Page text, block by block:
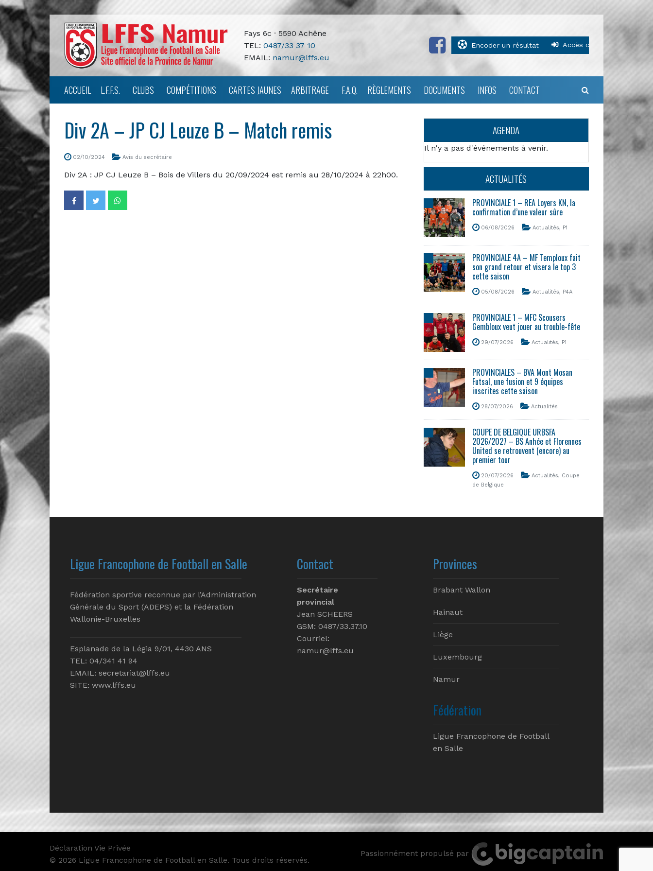
Fays 6c · 5590 Achêne
TEL: 0487/33 37 10
EMAIL: namur@lffs.eu
Encoder un résultat Accès clubs
ACCUEIL L.F.F.S. CLUBS COMPÉTITIONS CARTES JAUNES ARBITRAGE F.A.Q. RÈGLEMENTS DOCUMENTS INFOS CONTACT
Div 2A – JP CJ Leuze B – Match remis
02/10/2024 Avis du secrétaire
Div 2A : JP CJ Leuze B – Bois de Villers du 20/09/2024 est remis au 28/10/2024 à 22h00.
AGENDA
Il n'y a pas d'événements à venir.
ACTUALITÉS
PROVINCIALE 1 – REA Loyers KN, la
confirmation d’une valeur sûre
06/08/2026 Actualités, P1
PROVINCIALE 4A – MF Temploux fait
son grand retour et visera le top 3
cette saison
05/08/2026 Actualités, P4A
PROVINCIALE 1 – MFC Scousers
Gembloux veut jouer au trouble-fête
29/07/2026 Actualités, P1
PROVINCIALES – BVA Mont Mosan
Futsal, une fusion et 9 équipes
inscrites cette saison
28/07/2026 Actualités
COUPE DE BELGIQUE URBSFA
2026/2027 – BS Anhée et Florennes
United se retrouvent (encore) au
premier tour
20/07/2026 Actualités, Coupe
de Belgique
Ligue Francophone de Football en Salle
Fédération sportive reconnue par l’Administration
Générale du Sport (ADEPS) et la Fédération
Wallonie-Bruxelles
Esplanade de la Légia 9/01, 4430 ANS
TEL: 04/341 41 94
EMAIL: secretariat@lffs.eu
SITE: www.lffs.eu
Contact
Secrétaire
provincial
Jean SCHEERS
GSM: 0487/33.37.10
Courriel:
namur@lffs.eu
Provinces
Brabant Wallon
Hainaut
Liège
Luxembourg
Namur
Fédération
Ligue Francophone de Football
en Salle
Déclaration Vie Privée
© 2026 Ligue Francophone de Football en Salle. Tous droits réservés.
Passionnément propulsé par